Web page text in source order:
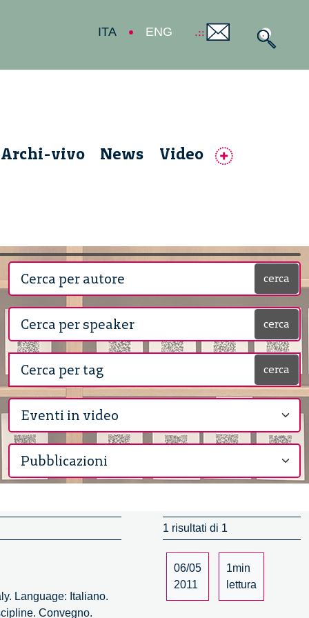
ITA ENG
Archi-vivo News Video
cerca
cerca
cerca
1 risultati di 1
Language: Italiano.
Convegno.
06/05
2011
1min
lettura